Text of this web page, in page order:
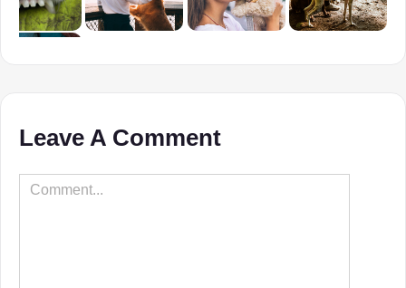
Leave A Comment
Comment